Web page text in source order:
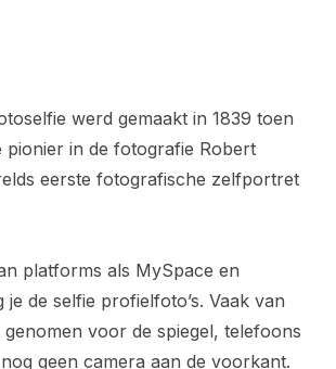
werd gemaakt in 1839 toen
pionier in de fotografie Robert
eerste fotografische zelfportret
platforms als MySpace en
je de selfie profielfoto’s. Vaak van
genomen voor de spiegel, telefoons
geen camera aan de voorkant.